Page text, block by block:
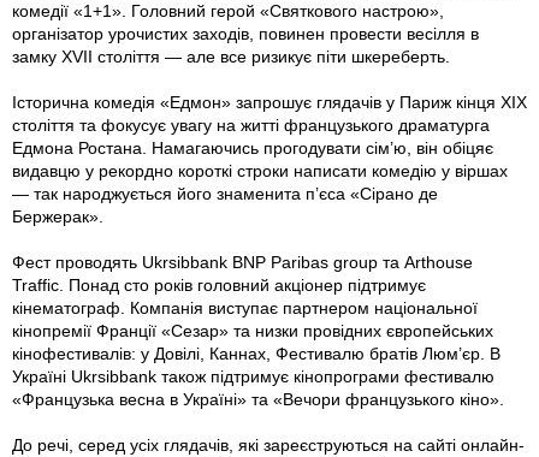
комедії «1+1». Головний герой «Святкового настрою»,
організатор урочистих заходів, повинен провести весілля в
замку XVII століття — але все ризикує піти шкереберть.
Історична комедія «Едмон» запрошує глядачів у Париж кінця XIX
століття та фокусує увагу на житті французького драматурга
Едмона Ростана. Намагаючись прогодувати сім’ю, він обіцяє
видавцю у рекордно короткі строки написати комедію у віршах
— так народжується його знаменита п’єса «Сірано де
Бержерак».
Фест проводять Ukrsibbank BNP Paribas group та Arthouse
Traffic. Понад сто років головний акціонер підтримує
кінематограф. Компанія виступає партнером національної
кінопремії Франції «Сезар» та низки провідних європейських
кінофестивалів: у Довілі, Каннах, Фестивалю братів Люм’єр. В
Україні Ukrsibbank також підтримує кінопрограми фестивалю
«Французька весна в Україні» та «Вечори французького кіно».
До речі, серед усіх глядачів, які зареєструються на сайті онлайн-